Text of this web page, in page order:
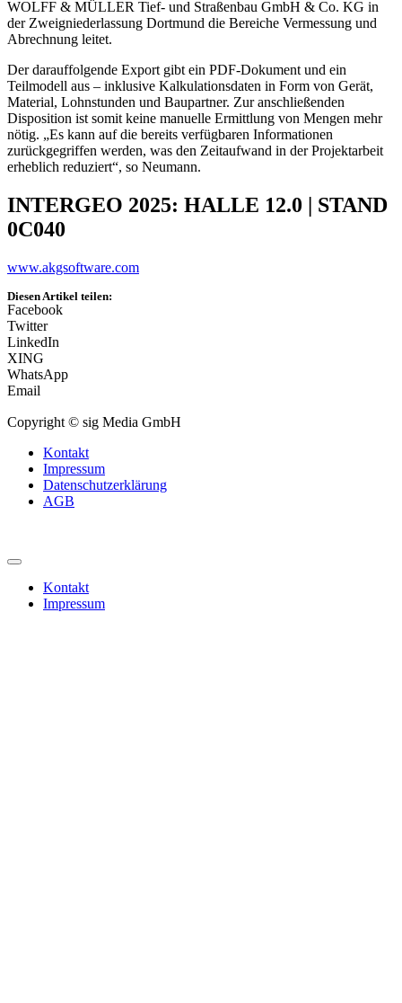
WOLFF & MÜLLER Tief- und Straßenbau GmbH & Co. KG in
der Zweigniederlassung Dortmund die Bereiche Vermessung und
Abrechnung leitet.
Der darauffolgende Export gibt ein PDF-Dokument und ein
Teilmodell aus – inklusive Kalkulationsdaten in Form von Gerät,
Material, Lohnstunden und Baupartner. Zur anschließenden
Disposition ist somit keine manuelle Ermittlung von Mengen mehr
nötig. „Es kann auf die bereits verfügbaren Informationen
zurückgegriffen werden, was den Zeitaufwand in der Projektarbeit
erheblich reduziert“, so Neumann.
INTERGEO 2025: HALLE 12.0 | STAND
0C040
www.akgsoftware.com
Diesen Artikel teilen:
Facebook
Twitter
LinkedIn
XING
WhatsApp
Email
Copyright © sig Media GmbH
Kontakt
Impressum
Datenschutzerklärung
AGB
Kontakt
Impressum